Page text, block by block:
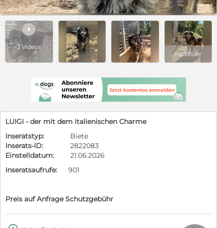

3 Videos
+12 Bilder
LUIGI - der mit dem italienischen Charme
Inseratstyp:
Biete
Inserats-ID:
2822083
Einstelldatum:
21.06.2026
Inseratsaufrufe:
901
Preis auf Anfrage Schutzgebühr